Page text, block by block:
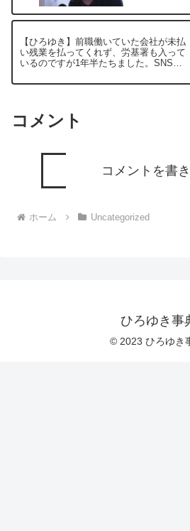
【ひろゆき】前職働いていた会社が未払
い残業を払ってくれず、労基署も入って
いるのですが1年半たちました。SNSで
うか？ー ひろゆき切り抜き 20250604
コメント
コメントを書
ホーム Uncategorized
ひろゆき事
© 2023 ひろゆき